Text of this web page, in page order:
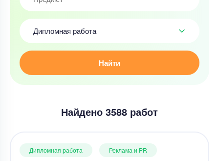
Дипломная работа
Найти
Найдено 3588 работ
Дипломная работа Реклама и PR